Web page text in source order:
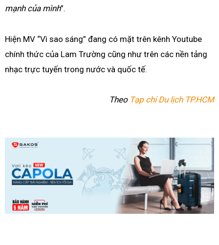
mạnh của mình”.
Hiện MV “Vì sao sáng” đang có mặt trên kênh Youtube
chính thức của Lam Trường cũng như trên các nền tảng
nhạc trực tuyến trong nước và quốc tế.
Theo Tạp chí Du lịch TP.HCM